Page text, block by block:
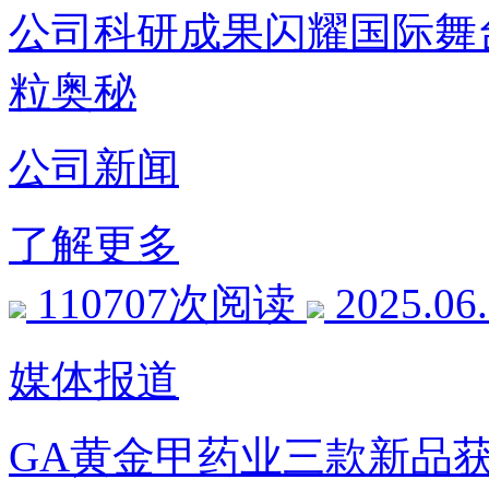
公司科研成果闪耀国际
粒奥秘
公司新闻
了解更多
110707次阅读
媒体报道
GA黄金甲药业三款新品